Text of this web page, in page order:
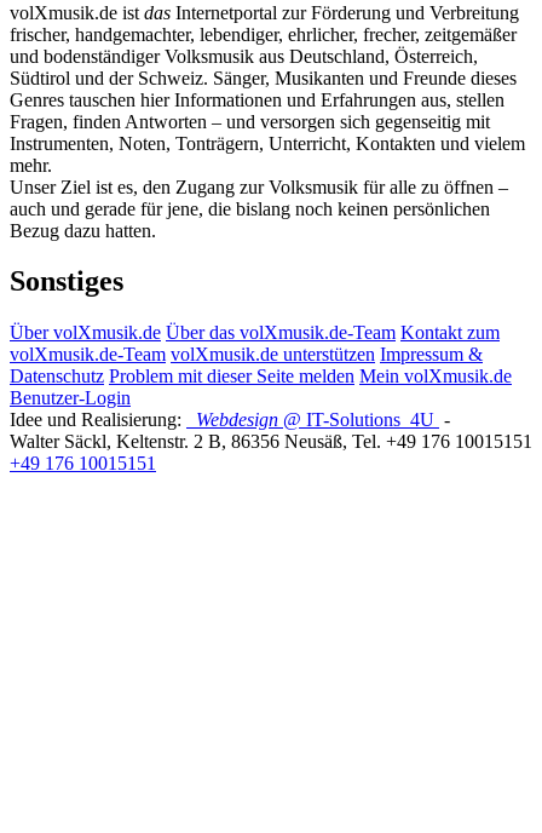
volXmusik.de ist das Internetportal zur Förderung und Verbreitung
frischer, handgemachter, lebendiger, ehrlicher, frecher, zeitgemäßer
und bodenständiger Volksmusik aus Deutschland, Österreich,
Südtirol und der Schweiz. Sänger, Musikanten und Freunde dieses
Genres tauschen hier Informationen und Erfahrungen aus, stellen
Fragen, finden Antworten – und versorgen sich gegenseitig mit
Instrumenten, Noten, Tonträgern, Unterricht, Kontakten und vielem
mehr.
Unser Ziel ist es, den Zugang zur Volksmusik für alle zu öffnen –
auch und gerade für jene, die bislang noch keinen persönlichen
Bezug dazu hatten.
Sonstiges
Über volXmusik.de Über das volXmusik.de-Team Kontakt zum
volXmusik.de-Team volXmusik.de unterstützen Impressum &
Datenschutz Problem mit dieser Seite melden Mein volXmusik.de
Benutzer-Login
Idee und Realisierung:
Webdesign @ IT-Solutions 4U -
Walter Säckl, Keltenstr. 2 B, 86356 Neusäß, Tel. +49 176 10015151
+49 176 10015151